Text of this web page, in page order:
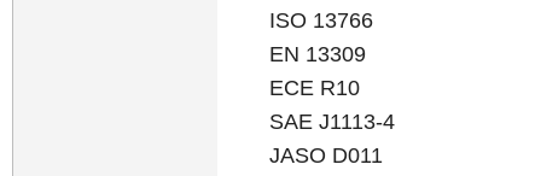
ISO 13766
EN 13309
ECE R10
SAE J1113-4
JASO D011